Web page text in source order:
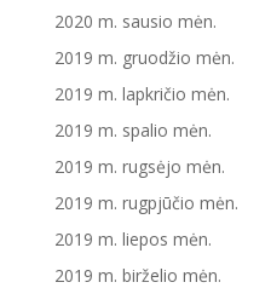
2020 m. sausio mėn.
2019 m. gruodžio mėn.
2019 m. lapkričio mėn.
2019 m. spalio mėn.
2019 m. rugsėjo mėn.
2019 m. rugpjūčio mėn.
2019 m. liepos mėn.
2019 m. birželio mėn.